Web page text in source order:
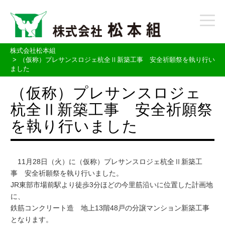
t
o
l
n
i
t
株式会社松本組
（仮称）プレサンスロジェ杭全Ⅱ新築工事 安全祈願祭を執り行い
ました
（仮称）プレサンスロジェ
杭全Ⅱ新築工事 安全祈願祭
を執り行いました
11月28日（火）に（仮称）プレサンスロジェ杭全Ⅱ新築工
事 安全祈願祭を執り行いました。
JR東部市場前駅より徒歩3分ほどの今里筋沿いに位置した計画地
に、
鉄筋コンクリート造 地上13階48戸の分譲マンション新築工事
となります。